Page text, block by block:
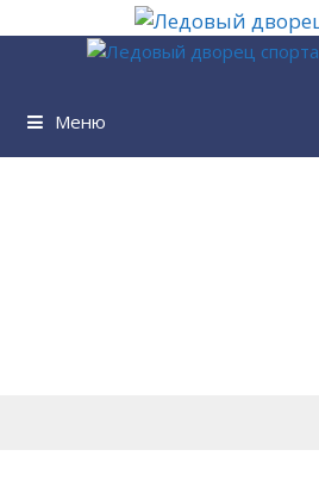
Перейти
содержимому
Меню